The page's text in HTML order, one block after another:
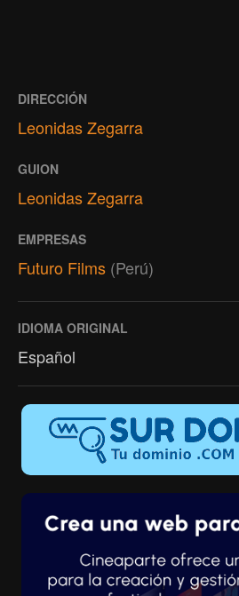
DIRECCIÓN
Leonidas Zegarra
GUION
Leonidas Zegarra
EMPRESAS
Futuro Films (Perú)
IDIOMA ORIGINAL
Español